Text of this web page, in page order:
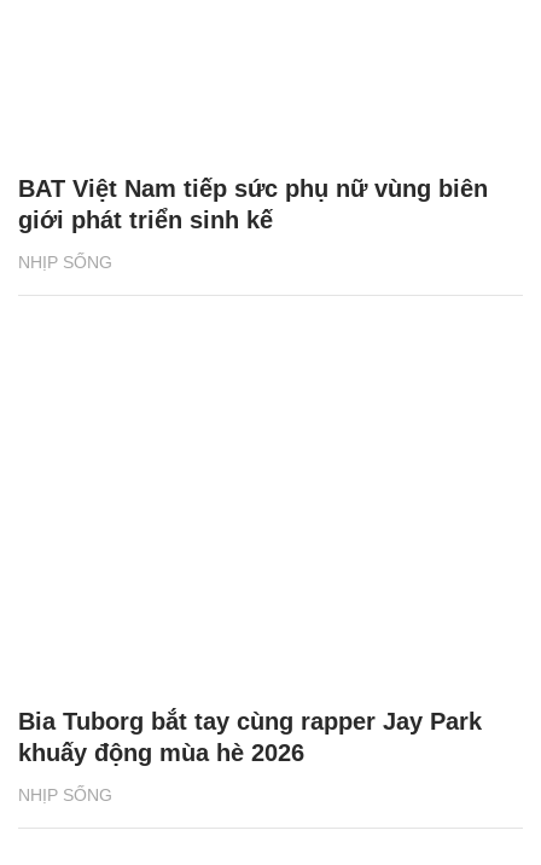
NHỊP SỐNG
BAT Việt Nam tiếp sức phụ nữ vùng biên
giới phát triển sinh kế
NHỊP SỐNG
Bia Tuborg bắt tay cùng rapper Jay Park
khuấy động mùa hè 2026